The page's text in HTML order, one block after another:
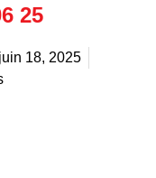
25
juin 18, 2025